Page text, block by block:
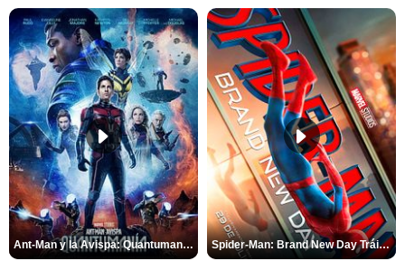
Ant-Man y la Avispa: Quantumanía Tráiler (2) Spider-Man: Brand New Day Tráiler (3)